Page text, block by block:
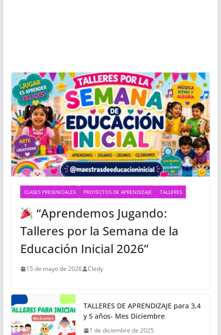
CLASES PRESENCIALES PROYECTOS DE APRENDIZAJE TALLERES
“Aprendemos Jugando:
Talleres por la Semana de la
Educación Inicial 2026”
15 de mayo de 2026 Cledy
TALLERES DE APRENDIZAJE para 3,4
y 5 años- Mes Diciembre
1 de diciembre de 2025